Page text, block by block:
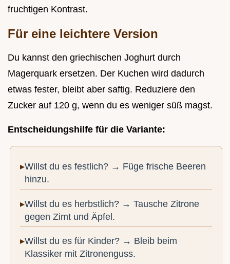
fruchtigen Kontrast.
Für eine leichtere Version
Du kannst den griechischen Joghurt durch
Magerquark ersetzen. Der Kuchen wird dadurch
etwas fester, bleibt aber saftig. Reduziere den
Zucker auf 120 g, wenn du es weniger süß magst.
Entscheidungshilfe für die Variante:
Willst du es festlich? → Füge frische Beeren
hinzu.
Willst du es herbstlich? → Tausche Zitrone
gegen Zimt und Äpfel.
Willst du es für Kinder? → Bleib beim
Klassiker mit Zitronenguss.